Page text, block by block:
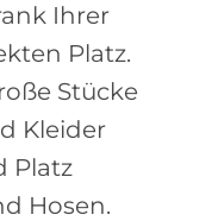
Ihrer
Platz.
Stücke
Kleider
Platz
Hosen.